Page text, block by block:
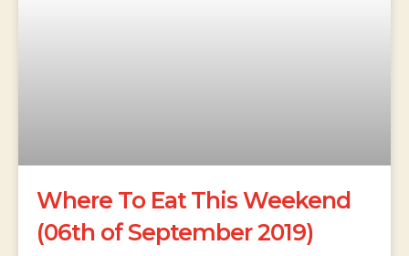
Where To Eat This Weekend
(06th of September 2019)